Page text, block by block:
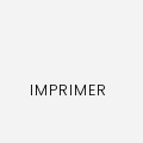
IMPRIMER